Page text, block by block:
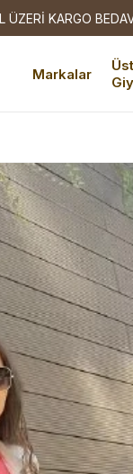
ÜZERİ KARGO
Markalar
Üst